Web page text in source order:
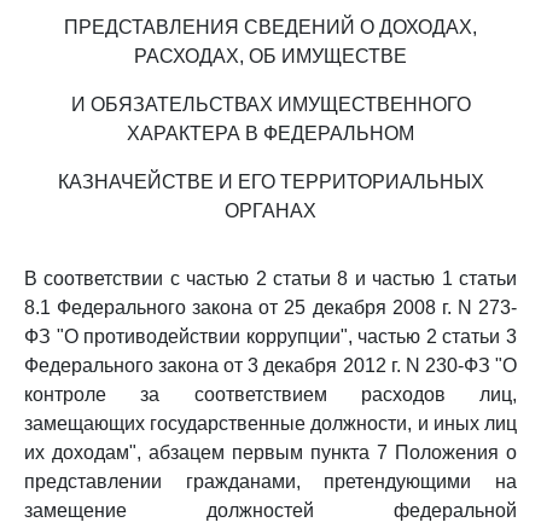
ПРЕДСТАВЛЕНИЯ СВЕДЕНИЙ О ДОХОДАХ,
РАСХОДАХ, ОБ ИМУЩЕСТВЕ
И ОБЯЗАТЕЛЬСТВАХ ИМУЩЕСТВЕННОГО
ХАРАКТЕРА В ФЕДЕРАЛЬНОМ
КАЗНАЧЕЙСТВЕ И ЕГО ТЕРРИТОРИАЛЬНЫХ
ОРГАНАХ
В соответствии с частью 2 статьи 8 и частью 1 статьи
8.1 Федерального закона от 25 декабря 2008 г. N 273-
ФЗ "О противодействии коррупции", частью 2 статьи 3
Федерального закона от 3 декабря 2012 г. N 230-ФЗ "О
контроле за соответствием расходов лиц,
замещающих государственные должности, и иных лиц
их доходам", абзацем первым пункта 7 Положения о
представлении гражданами, претендующими на
замещение должностей федеральной